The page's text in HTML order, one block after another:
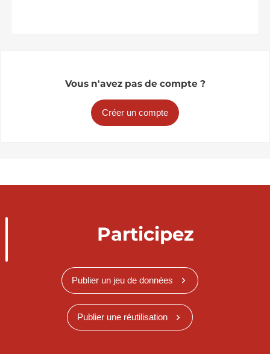
Vous n'avez pas de compte ?
Créer un compte
Participez
Publier un jeu de données
Publier une réutilisation